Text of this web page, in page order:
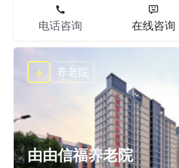
电话咨询 在线咨询
由由信福养老院
养老院